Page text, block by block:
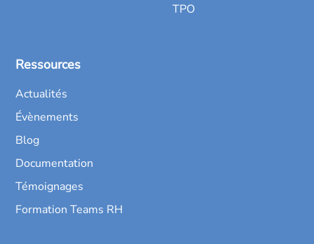
TPO
Ressources
Actualités
Évènements
Blog
Documentation
Témoignages
Formation Teams RH